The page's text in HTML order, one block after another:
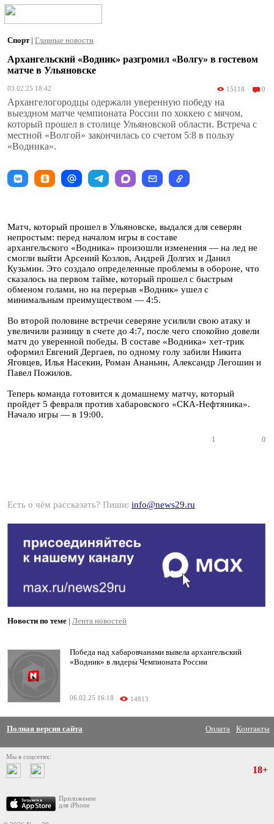
Спорт | Главные новости
Архангельский «Водник» разгромил «Волгу» в гостевом
матче в Ульяновске
03.02.25 18:42 15118 0
Архангелогородцы одержали уверенную победу на
выездном матче чемпионата России по хоккею с мячом,
который прошел в столице Ульяновской области. Встреча с
местной «Волгой» закончилась со счетом 5:8 в пользу
«Водника».
Матч, который прошел в Ульяновске, выдался для северян
непростым: перед началом игры в составе
архангельского «Водника» произошли изменения — на лед не
смогли выйти Арсений Козлов, Андрей Долгих и Данил
Кузьмин. Это создало определенные проблемы в обороне, что
сказалось на первом тайме, который прошел с быстрым
обменом голами, но на перерыв «Водник» ушел с
минимальным преимуществом — 4:5.
Во второй половине встречи северяне усилили свою атаку и
увеличили разницу в счете до 4:7, после чего спокойно довели
матч до уверенной победы. В составе «Водника» хет-трик
оформил Евгений Дергаев, по одному голу забили Никита
Яговцев, Илья Насекин, Роман Ананьин, Александр Легошин и
Павел Пожилов.
Теперь команда готовится к домашнему матчу, который
пройдет 5 февраля против хабаровского «СКА-Нефтяника».
Начало игры — в 19:00.
1 0
Есть о чём рассказать? Пиши: info@news29.ru
Новости по теме | Лента новостей
Победа над хабаровчанами вывела архангельский
«Водник» в лидеры Чемпионата России
06.02.25 16:18 14813
Полная версия сайта Оплата Контакты
Мы в соцсетях:
Приложение
для iPhone
18+